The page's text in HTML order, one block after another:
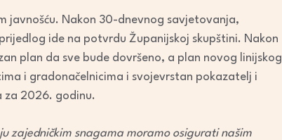
javnošću. Nakon 30-dnevnog savjetovanja,
ide na potvrdu Županijskoj skupštini. Nakon
plan da sve bude dovršeno, a plan novog linijskog
i gradonačelnicima i svojevrstan pokazatelj i
za 2026. godinu.
zajedničkim snagama moramo osigurati našim